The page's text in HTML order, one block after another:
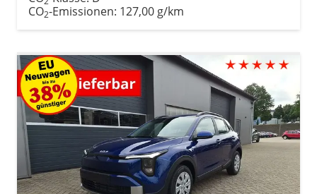
CO2-Emissionen: 127,00 g/km